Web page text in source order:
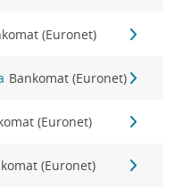
(Euronet)
Bankomat (Euronet)
(Euronet)
(Euronet)